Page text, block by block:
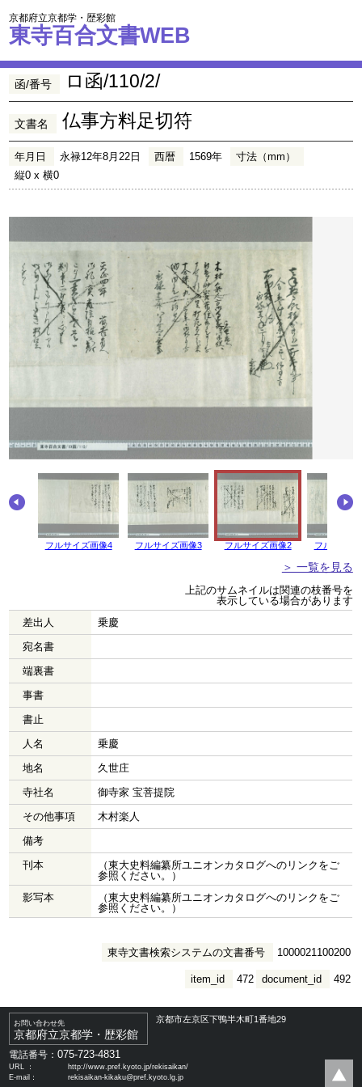
京都府立京都学・歴彩館
東寺百合文書WEB
函/番号 ロ函/110/2/
文書名 仏事方料足切符
年月日 永禄12年8月22日 西暦 1569年
寸法（mm）
縦0 x 横0
フルサイズ画像4 フルサイズ画像3 フルサイズ画像2 フルサイズ
＞ 一覧を見る
上記のサムネイルは関連の枝番号を
表示している場合があります
差出人
乗慶
宛名書
端裏書
事書
書止
人名
乗慶
地名
久世庄
寺社名
御寺家 宝菩提院
その他事項
木村楽人
備考
刊本
（東大史料編纂所ユニオンカタログへのリンクをご
参照ください。）
影写本
（東大史料編纂所ユニオンカタログへのリンクをご
参照ください。）
東寺文書検索システムの文書番号 1000021100200
document_id 492
item_id 472
お問い合わせ先
京都府立京都学・歴彩館
京都市左京区下鴨半木町1番地29
電話番号：075-723-4831
URL ：
http://www.pref.kyoto.jp/rekisaikan/
E-mail：
rekisaikan-kikaku@pref.kyoto.lg.jp